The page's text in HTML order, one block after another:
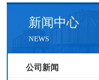
新闻中心
NEWS
公司新闻